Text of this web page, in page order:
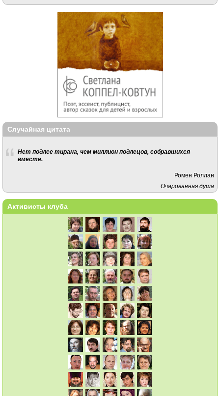
Случайная цитата
Нет подлее тирана, чем миллион подлецов, собравшихся
вместе.
Ромен Роллан
Очарованная душа
Активисты клуба